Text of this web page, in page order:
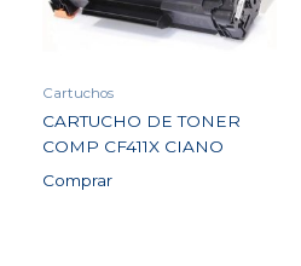
Cartuchos
CARTUCHO DE TONER
COMP CF411X CIANO
Comprar